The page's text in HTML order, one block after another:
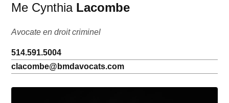
Me Cynthia Lacombe
Avocate en droit criminel
514.591.5004
clacombe@bmdavocats.com